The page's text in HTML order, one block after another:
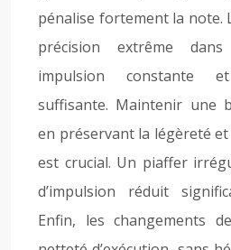
pénalise fortement la note.
précision extrême
impulsion constante
suffisante. Maintenir une
en préservant la légèreté et
est crucial. Un piaffer
d’impulsion réduit
Enfin, les changements